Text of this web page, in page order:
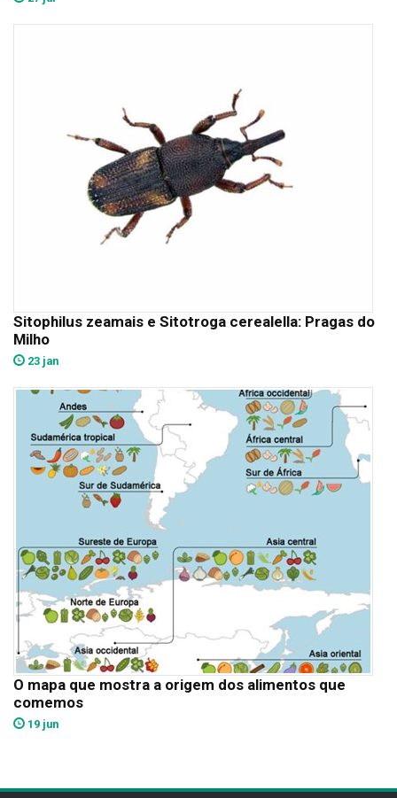
Sitophilus zeamais e Sitotroga cerealella: Pragas do
Milho
23 jan
O mapa que mostra a origem dos alimentos que
comemos
19 jun